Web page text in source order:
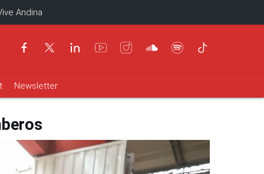
Andina
Newsletter